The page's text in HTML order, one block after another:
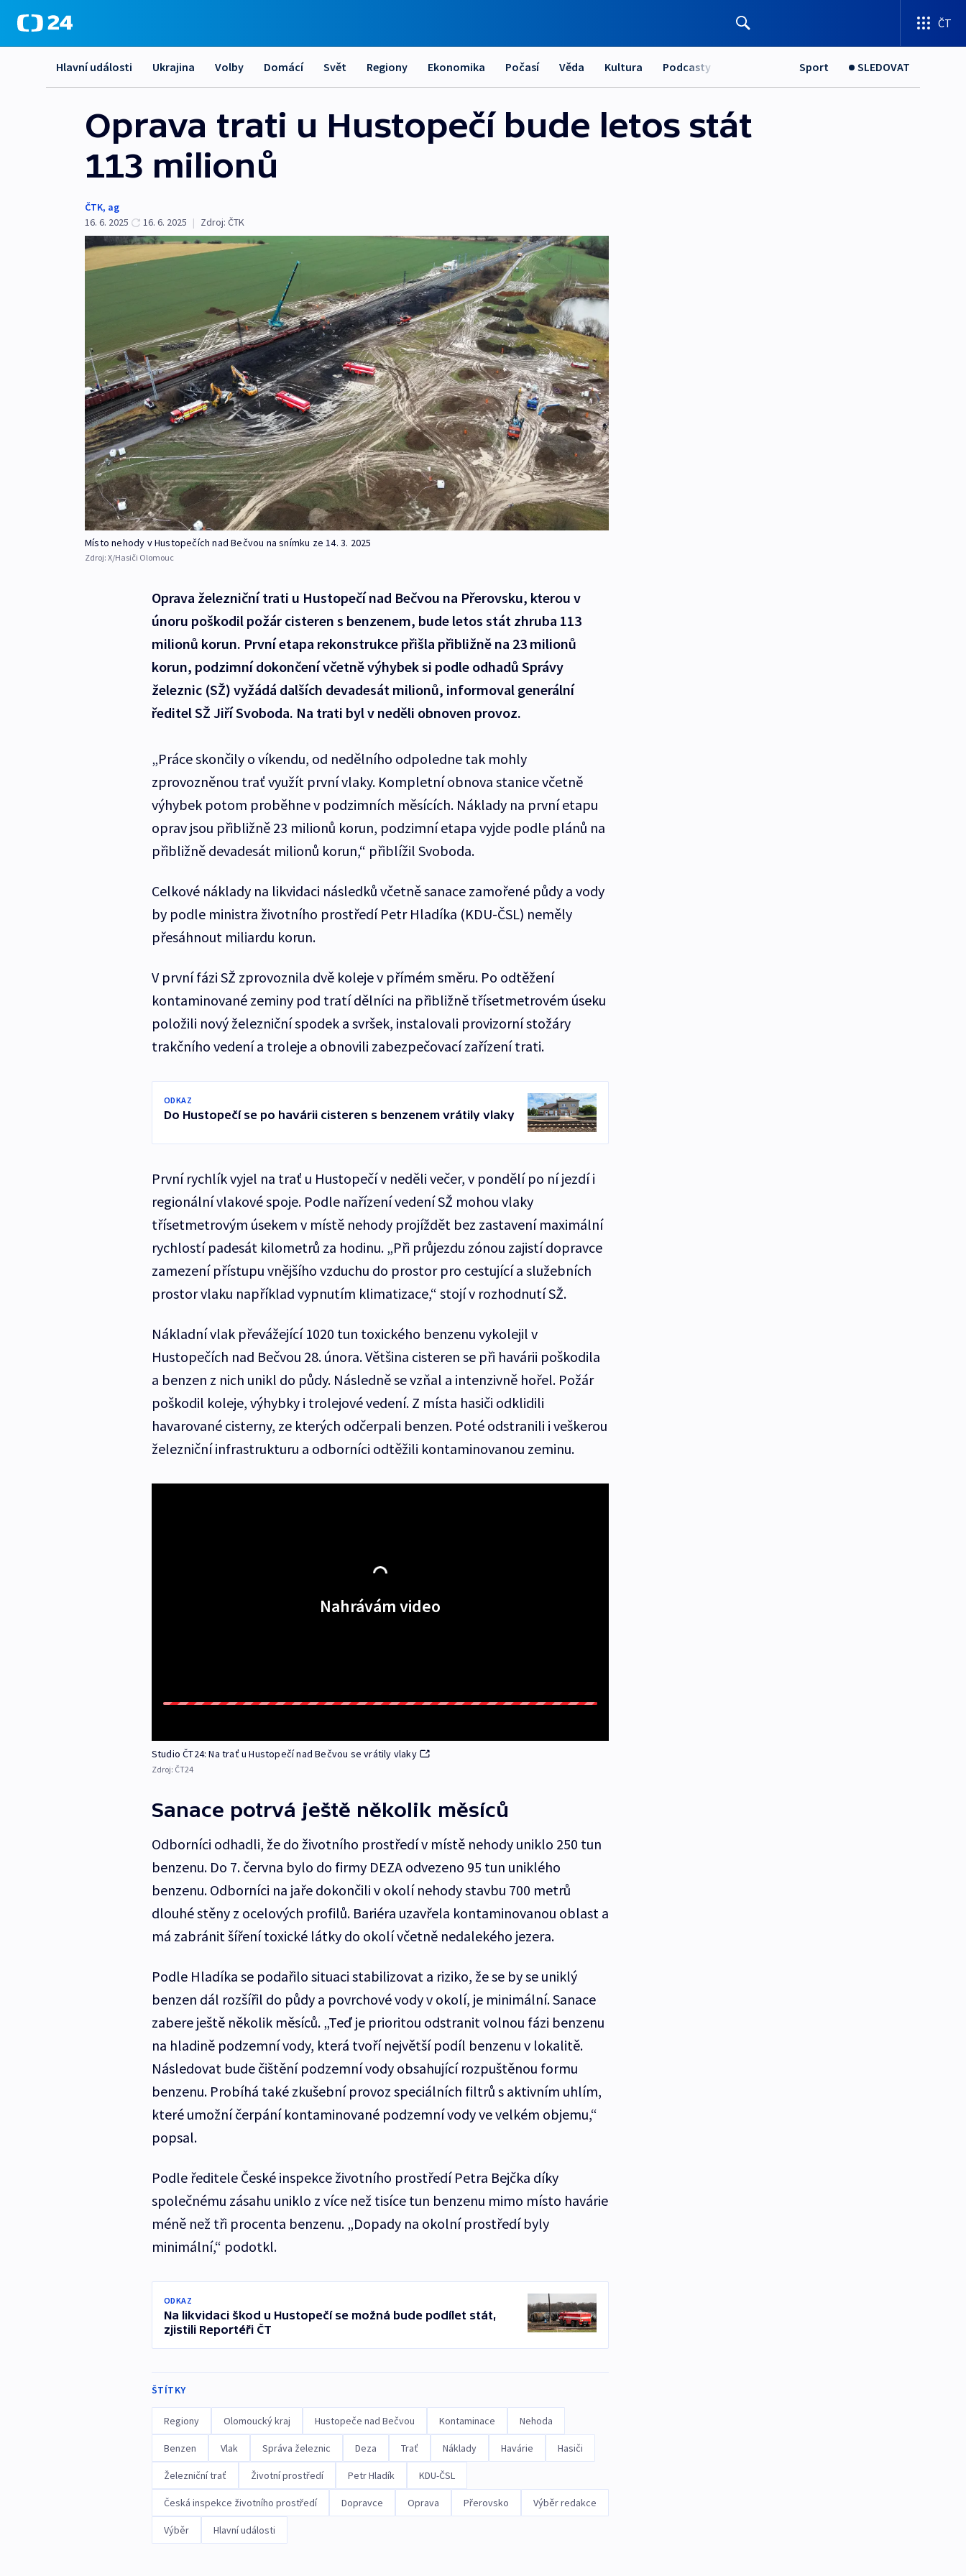
ČT
Hlavní události Ukrajina Volby Domácí Svět Regiony Ekonomika Počasí Věda Kultura Podcasty Sport SLEDOVAT
Oprava trati u Hustopečí bude letos stát
113 milionů
ČTK, ag
16. 6. 2025
16. 6. 2025 | Zdroj: ČTK
Místo nehody v Hustopečích nad Bečvou na snímku ze 14. 3. 2025
Zdroj: X/Hasiči Olomouc
Oprava železniční trati u Hustopečí nad Bečvou na Přerovsku, kterou v
únoru poškodil požár cisteren s benzenem, bude letos stát zhruba 113
milionů korun. První etapa rekonstrukce přišla přibližně na 23 milionů
korun, podzimní dokončení včetně výhybek si podle odhadů Správy
železnic (SŽ) vyžádá dalších devadesát milionů, informoval generální
ředitel SŽ Jiří Svoboda. Na trati byl v neděli obnoven provoz.
„Práce skončily o víkendu, od nedělního odpoledne tak mohly
zprovozněnou trať využít první vlaky. Kompletní obnova stanice včetně
výhybek potom proběhne v podzimních měsících. Náklady na první etapu
oprav jsou přibližně 23 milionů korun, podzimní etapa vyjde podle plánů na
přibližně devadesát milionů korun,“ přiblížil Svoboda.
Celkové náklady na likvidaci následků včetně sanace zamořené půdy a vody
by podle ministra životního prostředí Petr Hladíka (KDU-ČSL) neměly
přesáhnout miliardu korun.
V první fázi SŽ zprovoznila dvě koleje v přímém směru. Po odtěžení
kontaminované zeminy pod tratí dělníci na přibližně třísetmetrovém úseku
položili nový železniční spodek a svršek, instalovali provizorní stožáry
trakčního vedení a troleje a obnovili zabezpečovací zařízení trati.
ODKAZ
Do Hustopečí se po havárii cisteren s benzenem vrátily vlaky
První rychlík vyjel na trať u Hustopečí v neděli večer, v pondělí po ní jezdí i
regionální vlakové spoje. Podle nařízení vedení SŽ mohou vlaky
třísetmetrovým úsekem v místě nehody projíždět bez zastavení maximální
rychlostí padesát kilometrů za hodinu. „Při průjezdu zónou zajistí dopravce
zamezení přístupu vnějšího vzduchu do prostor pro cestující a služebních
prostor vlaku například vypnutím klimatizace,“ stojí v rozhodnutí SŽ.
Nákladní vlak převážející 1020 tun toxického benzenu vykolejil v
Hustopečích nad Bečvou 28. února. Většina cisteren se při havárii poškodila
a benzen z nich unikl do půdy. Následně se vzňal a intenzivně hořel. Požár
poškodil koleje, výhybky i trolejové vedení. Z místa hasiči odklidili
havarované cisterny, ze kterých odčerpali benzen. Poté odstranili i veškerou
železniční infrastrukturu a odborníci odtěžili kontaminovanou zeminu.
Nahrávám video
Studio ČT24: Na trať u Hustopečí nad Bečvou se vrátily vlaky
Zdroj: ČT24
Sanace potrvá ještě několik měsíců
Odborníci odhadli, že do životního prostředí v místě nehody uniklo 250 tun
benzenu. Do 7. června bylo do firmy DEZA odvezeno 95 tun uniklého
benzenu. Odborníci na jaře dokončili v okolí nehody stavbu 700 metrů
dlouhé stěny z ocelových profilů. Bariéra uzavřela kontaminovanou oblast a
má zabránit šíření toxické látky do okolí včetně nedalekého jezera.
Podle Hladíka se podařilo situaci stabilizovat a riziko, že se by se uniklý
benzen dál rozšířil do půdy a povrchové vody v okolí, je minimální. Sanace
zabere ještě několik měsíců. „Teď je prioritou odstranit volnou fázi benzenu
na hladině podzemní vody, která tvoří největší podíl benzenu v lokalitě.
Následovat bude čištění podzemní vody obsahující rozpuštěnou formu
benzenu. Probíhá také zkušební provoz speciálních filtrů s aktivním uhlím,
které umožní čerpání kontaminované podzemní vody ve velkém objemu,“
popsal.
Podle ředitele České inspekce životního prostředí Petra Bejčka díky
společnému zásahu uniklo z více než tisíce tun benzenu mimo místo havárie
méně než tři procenta benzenu. „Dopady na okolní prostředí byly
minimální,“ podotkl.
ODKAZ
Na likvidaci škod u Hustopečí se možná bude podílet stát,
zjistili Reportéři ČT
ŠTÍTKY
Regiony Olomoucký kraj Hustopeče nad Bečvou Kontaminace Nehoda
Benzen Vlak Správa železnic Deza Trať Náklady Havárie Hasiči
Železniční trať Životní prostředí Petr Hladík KDU-ČSL
Česká inspekce životního prostředí Dopravce Oprava Přerovsko Výběr redakce
Výběr Hlavní události